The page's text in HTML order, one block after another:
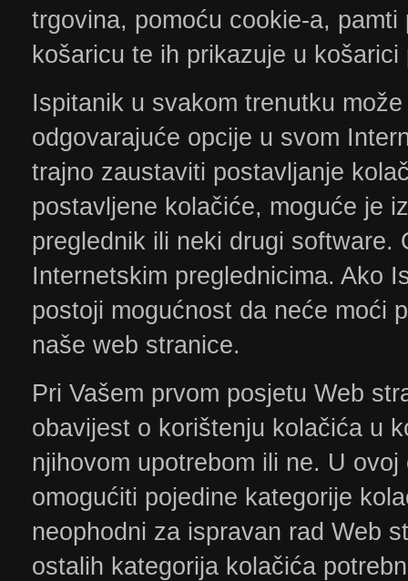
trgovina, pomoću cookie-a,
košaricu te ih prikazuje u
Ispitanik u svakom trenutku
odgovarajuće opcije u svom
trajno zaustaviti postavljanje
postavljene kolačiće, moguće je
preglednik ili neki drugi software.
Internetskim preglednicima. Ako
postoji mogućnost da neće moći
naše web stranice.
Pri Vašem prvom posjetu Web
obavijest o korištenju kolačića u
njihovom upotrebom ili ne. U
omogućiti pojedine kategorije
neophodni za ispravan rad Web
ostalih kategorija kolačića